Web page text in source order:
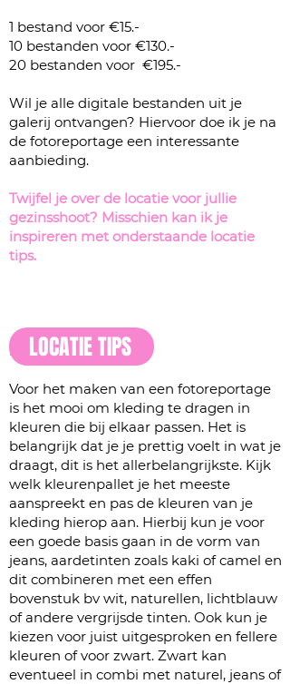
1 bestand voor €15.-
10 bestanden voor €130.-
20 bestanden voor €195.-
Wil je alle digitale bestanden uit je
galerij ontvangen? Hiervoor doe ik je na
de fotoreportage een interessante
aanbieding.
Twijfel je over de locatie voor jullie
gezinsshoot? Misschien kan ik je
inspireren met onderstaande locatie
tips.
KLEDINGTIPS
Voor het maken van een fotoreportage
is het mooi om kleding te dragen in
kleuren die bij elkaar passen. Het is
belangrijk dat je je prettig voelt in wat je
draagt, dit is het allerbelangrijkste. Kijk
welk kleurenpallet je het meeste
aanspreekt en pas de kleuren van je
kleding hierop aan. Hierbij kun je voor
een goede basis gaan in de vorm van
jeans, aardetinten zoals kaki of camel en
dit combineren met een effen
bovenstuk bv wit, naturellen, lichtblauw
of andere vergrijsde tinten. Ook kun je
kiezen voor juist uitgesproken en fellere
kleuren of voor zwart. Zwart kan
eventueel in combi met naturel, jeans of
LOCATIE TIPS